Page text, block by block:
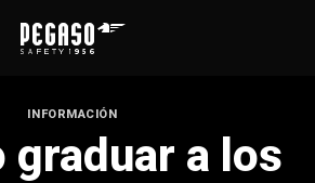
INFORMACIÓN
graduar a los